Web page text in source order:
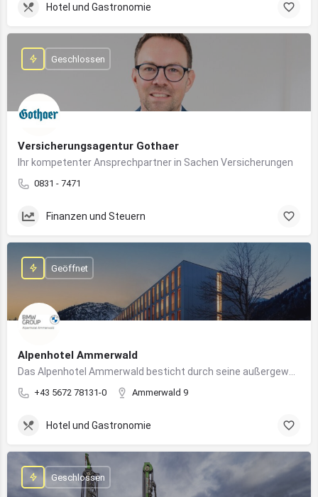
Hotel und Gastronomie
Versicherungsagentur Gothaer
Ihr kompetenter Ansprechpartner in Sachen Versicherungen
0831 - 7471
Geschlossen
Finanzen und Steuern
Alpenhotel Ammerwald
+43 5672 78131-0 Ammerwald 9
Geöffnet
Hotel und Gastronomie
Geschlossen